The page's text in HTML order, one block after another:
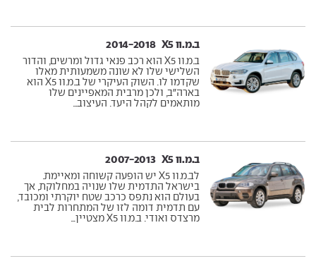
ב.מ.וו X5 ‏ 2014-2018
ב.מ.וו X5 הוא רכב פנאי גדול ומרשים, והדור
השלישי שלו לא שונה משמעותית מאלו
שקדמו לו. השוק העיקרי של ב.מ.וו X5 הוא
בארה"ב, ולכן מרבית המאפיינים שלו
מותאמים לקהל היעד. העיצוב...
ב.מ.וו X5 ‏ 2007-2013
לב.מ.וו X5 יש הופעה קשוחה ומאיימת.
בישראל התדמית שלו שנויה במחלוקת, אך
בעולם הוא נתפס כרכב שטח יוקרתי ומכובד,
עם תדמית דומה לזו של המתחרות לבית
מרצדס ואודי. ב.מ.וו X5 מצטיין...